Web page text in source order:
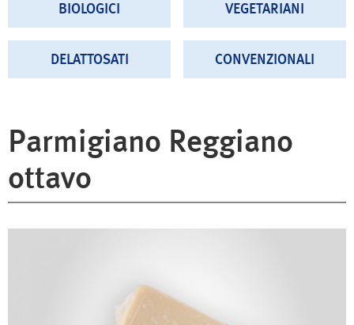
BIOLOGICI VEGETARIANI
DELATTOSATI CONVENZIONALI
Parmigiano Reggiano
ottavo